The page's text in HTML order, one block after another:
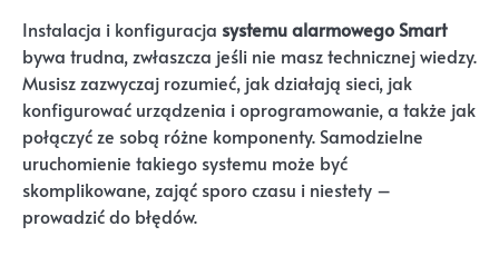
Instalacja i konfiguracja systemu alarmowego Smart
bywa trudna, zwłaszcza jeśli nie masz technicznej wiedzy.
Musisz zazwyczaj rozumieć, jak działają sieci, jak
konfigurować urządzenia i oprogramowanie, a także jak
połączyć ze sobą różne komponenty. Samodzielne
uruchomienie takiego systemu może być
skomplikowane, zająć sporo czasu i niestety –
prowadzić do błędów.